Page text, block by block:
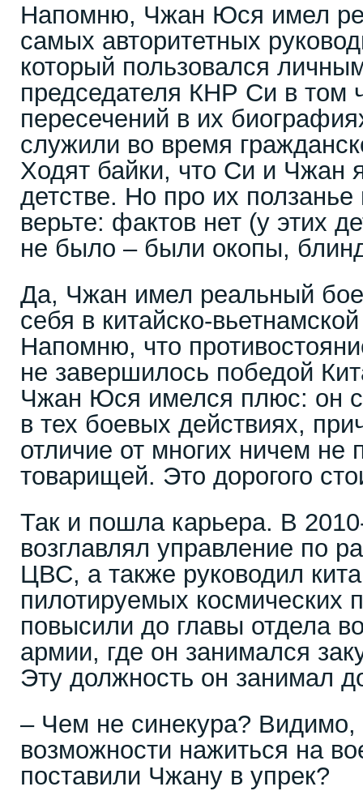
Напомню, Чжан Юся имел
самых авторитетных
который пользовался
председателя КНР Си в том
пересечений в их
служили во время
Ходят байки, что Си и Чжан
детстве. Но про их
верьте: фактов нет (у этих
не было – были окопы,
Да, Чжан имел реальный
себя в китайско-
Напомню, что
не завершилось победой
Чжан Юся имелся плюс: он
в тех боевых действиях,
отличие от многих ничем не
товарищей. Это дорогого
Так и пошла карьера. В
возглавлял управление по
ЦВС, а также руководил
пилотируемых космических
повысили до главы отдела
армии, где он занимался
Эту должность он занимал
– Чем не синекура? Видимо,
возможности нажиться на
поставили Чжану в упрек?